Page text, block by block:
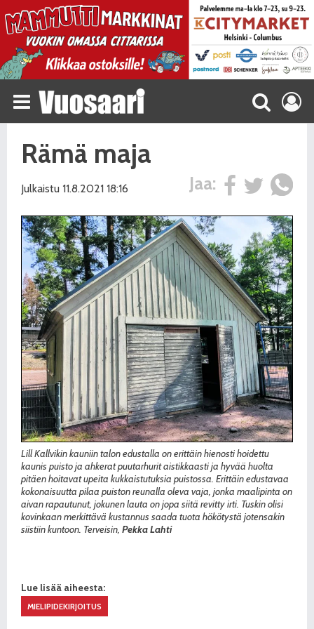
Rämä maja
Jaa:
Julkaistu 11.8.2021 18:16
Lill Kallvikin kauniin talon edustalla on erittäin hienosti hoidettu
kaunis puisto ja ahkerat puutarhurit aistikkaasti ja hyvää huolta
pitäen hoitavat upeita kukkaistutuksia puistossa. Erittäin edustavaa
kokonaisuutta pilaa puiston reunalla oleva vaja, jonka maalipinta on
aivan rapautunut, jokunen lauta on jopa siitä revitty irti. Tuskin olisi
kovinkaan merkittävä kustannus saada tuota hökötystä jotensakin
siistiin kuntoon. Terveisin, Pekka Lahti
Lue lisää aiheesta:
MIELIPIDEKIRJOITUS